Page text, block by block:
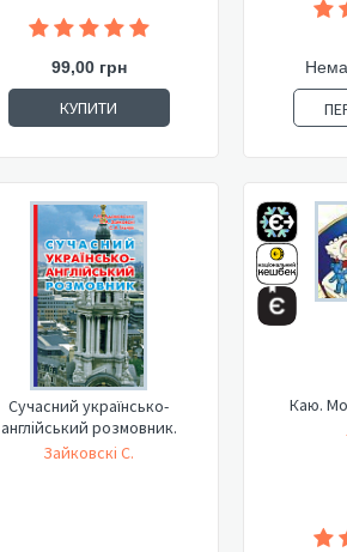
99,00 грн
КУПИТИ
Сучасний українсько-
англійський розмовник.
Зайковскі С.
Каю.